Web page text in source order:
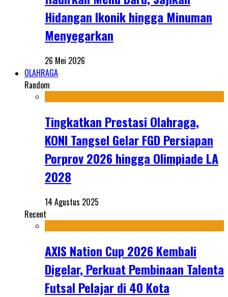
Hidangan Ikonik hingga Minuman
Menyegarkan
26 Mei 2026
OLAHRAGA
Random
Tingkatkan Prestasi Olahraga,
KONI Tangsel Gelar FGD Persiapan
Porprov 2026 hingga Olimpiade LA
2028
14 Agustus 2025
Recent
AXIS Nation Cup 2026 Kembali
Digelar, Perkuat Pembinaan Talenta
Futsal Pelajar di 40 Kota